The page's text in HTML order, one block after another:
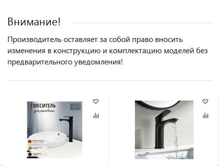
Внимание!
Производитель оставляет за собой право вносить
изменения в конструкцию и комплектацию моделей без
предварительного уведомления!